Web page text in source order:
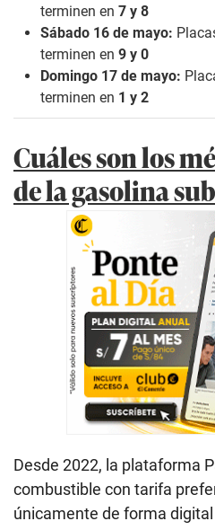
terminen en 7 y 8
Sábado 16 de mayo:
terminen en 9 y 0
Domingo 17 de mayo:
terminen en 1 y 2
Cuáles son los
de la gasolina
Desde 2022, la plataforma
combustible con tarifa
únicamente de forma